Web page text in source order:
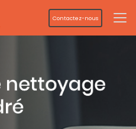
Contactez-nous